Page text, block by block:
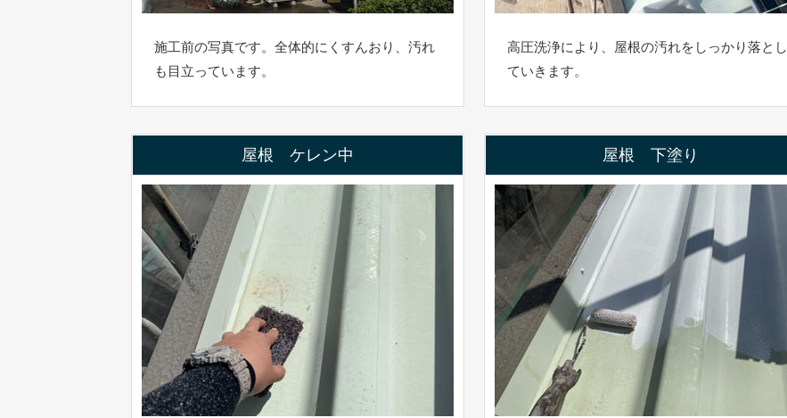
施工前の写真です。全体的にくすんおり、汚れ
も目立っています。
高圧洗浄により、屋根の汚れをしっかり落とし
ていきます。
屋根 ケレン中 屋根 下塗り